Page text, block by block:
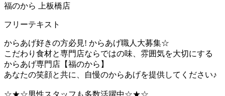
福のから 上板橋店
フリーテキスト
からあげ好きの方必見! からあげ職人大募集☆
こだわり食材と専門店ならではの味、雰囲気を大切にする
からあげ専門店【福のから】
あなたの笑顔と共に、自慢のからあげを提供してください♪
☆★☆男性スタッフも多数活躍中☆★☆